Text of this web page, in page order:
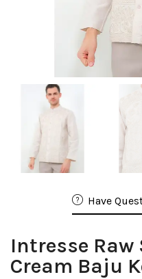
Have
Intresse Raw
Cream Baju